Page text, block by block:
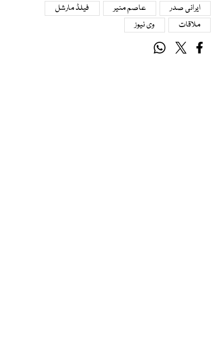
ایرانی صدر عاصم منیر
فیلڈ مارشل
ملاقات
وی نیوز